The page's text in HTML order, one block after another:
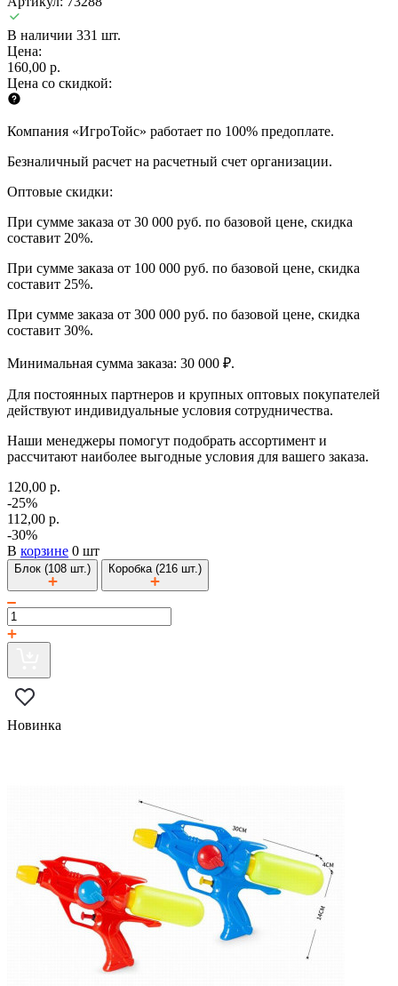
В наличии 331 шт.
Цена:
160,00 р.
Цена со скидкой:
Компания «ИгроТойс» работает по 100% предоплате.
Безналичный расчет на расчетный счет организации.
Оптовые скидки:
При сумме заказа от 30 000 руб. по базовой цене, скидка
составит 20%.
При сумме заказа от 100 000 руб. по базовой цене, скидка
составит 25%.
При сумме заказа от 300 000 руб. по базовой цене, скидка
составит 30%.
Минимальная сумма заказа: 30 000 ₽.
Для постоянных партнеров и крупных оптовых покупателей
действуют индивидуальные условия сотрудничества.
Наши менеджеры помогут подобрать ассортимент и
рассчитают наиболее выгодные условия для вашего заказа.
120,00 р.
-25%
112,00 р.
-30%
В корзине 0 шт
Блок (108 шт.) Коробка (216 шт.)
Новинка